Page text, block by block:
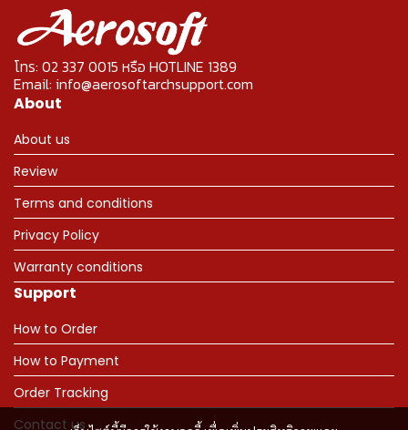
โทร: 02 337 0015 หรือ HOTLINE 1389
Email: info@aerosoftarchsupport.com
About
About us
Review
Terms and conditions
Privacy Policy
Warranty conditions
Support
How to Order
How to Payment
Order Tracking
Contact us